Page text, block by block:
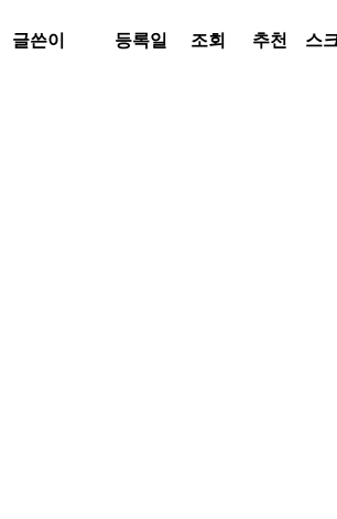
글쓴이 등록일 조회 추천 스